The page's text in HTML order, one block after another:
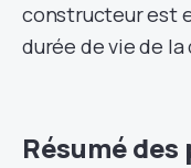
constructeur est
durée de vie de
Résumé